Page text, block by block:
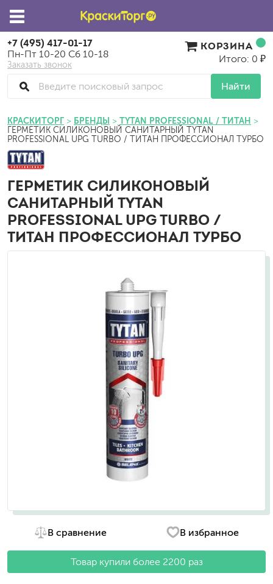
+7 (495) 417-01-17
Пн-Пт 10-20 Сб 10-18
Заказать звонок
Найти
КОРЗИНА
Итого: 0 ₽
КРАСКИТОРГ БРЕНДЫ TYTAN PROFESSIONAL / ТИТАН
ГЕРМЕТИК СИЛИКОНОВЫЙ САНИТАРНЫЙ TYTAN
PROFESSIONAL UPG TURBO / ТИТАН ПРОФЕССИОНАЛ ТУРБО
ГЕРМЕТИК СИЛИКОНОВЫЙ
САНИТАРНЫЙ TYTAN
PROFESSIONAL UPG TURBO /
ТИТАН ПРОФЕССИОНАЛ ТУРБО
В сравнение В избранное
Товар купили более 2200 раз